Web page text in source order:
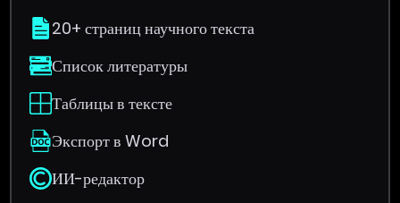
20+ страниц научного текста
Список литературы
Таблицы в тексте
Экспорт в Word
ИИ-редактор